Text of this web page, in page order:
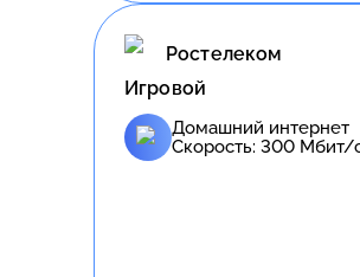
Ростелеком
Игровой
Домашний интернет
Скорость: 300 Мбит/